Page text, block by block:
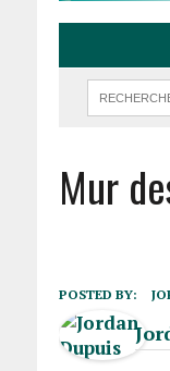
Mur
POSTED BY: